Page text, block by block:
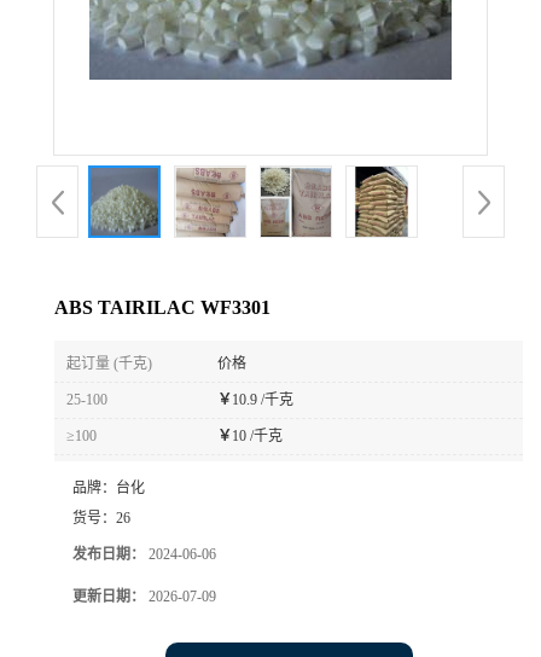
品
展
ABS TAIRILAC WF3301
起订量 (千克) 价格
25-100 ￥10.9 /千克
≥100 ￥10 /千克
品牌： 台化
货号： 26
发布日期： 2024-06-06
更新日期： 2026-07-09